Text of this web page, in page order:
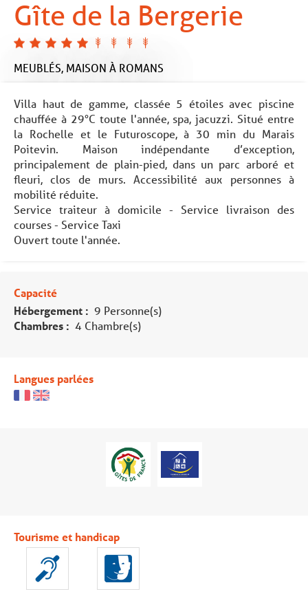
Gîte de la Bergerie
MEUBLÉS, MAISON À ROMANS
Villa haut de gamme, classée 5 étoiles avec piscine
chauffée à 29°C toute l'année, spa, jacuzzi. Situé entre
la Rochelle et le Futuroscope, à 30 min du Marais
Poitevin. Maison indépendante d’exception,
principalement de plain-pied, dans un parc arboré et
fleuri, clos de murs. Accessibilité aux personnes à
mobilité réduite.
Service traiteur à domicile - Service livraison des
courses - Service Taxi
Ouvert toute l'année.
Capacité
Hébergement : 9 Personne(s)
Chambres : 4 Chambre(s)
Langues parlées
Tourisme et handicap